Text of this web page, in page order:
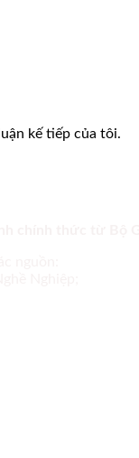
kế tiếp của tôi.